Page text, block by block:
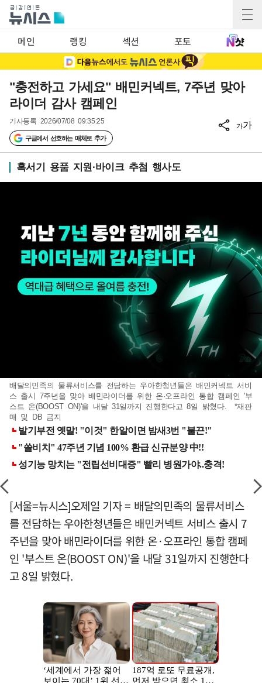
메인 랭킹 섹션 포토
"충전하고 가세요" 배민커넥트, 7주년 맞아
라이더 감사 캠페인
기사등록 2026/07/08 09:35:25
구글에서 선호하는 매체로 추가
가가
혹서기 용품 지원·바이크 추첨 행사도
배달의민족의 물류서비스를 전담하는 우아한청년들은 배민커넥트 서비
스 출시 7주년을 맞아 배민라이더를 위한 온·오프라인 통합 캠페인 '부
스트 온(BOOST ON)'을 내달 31일까지 진행한다고 8일 밝혔다. *재판
매 및 DB 금지
[서울=뉴시스]오제일 기자 = 배달의민족의 물류서비스
를 전담하는 우아한청년들은 배민커넥트 서비스 출시 7
주년을 맞아 배민라이더를 위한 온·오프라인 통합 캠페
인 '부스트 온(BOOST ON)'을 내달 31일까지 진행한다
고 8일 밝혔다.